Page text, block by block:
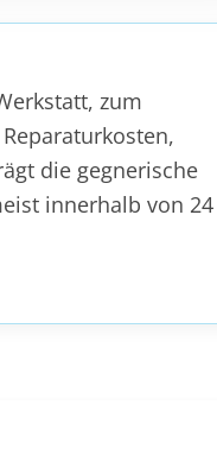
zum
die gegnerische
innerhalb von 24